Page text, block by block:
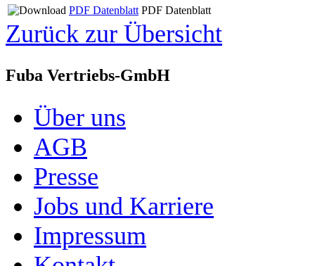
PDF Datenblatt PDF Datenblatt
Zurück zur Übersicht
Fuba Vertriebs-GmbH
Über uns
AGB
Presse
Jobs und Karriere
Impressum